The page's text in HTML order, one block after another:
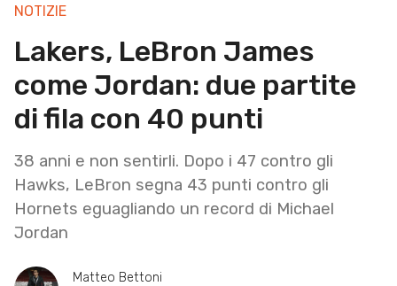
NOTIZIE
Lakers, LeBron James
come Jordan: due partite
di fila con 40 punti
38 anni e non sentirli. Dopo i 47 contro gli
Hawks, LeBron segna 43 punti contro gli
Hornets eguagliando un record di Michael
Jordan
Matteo Bettoni